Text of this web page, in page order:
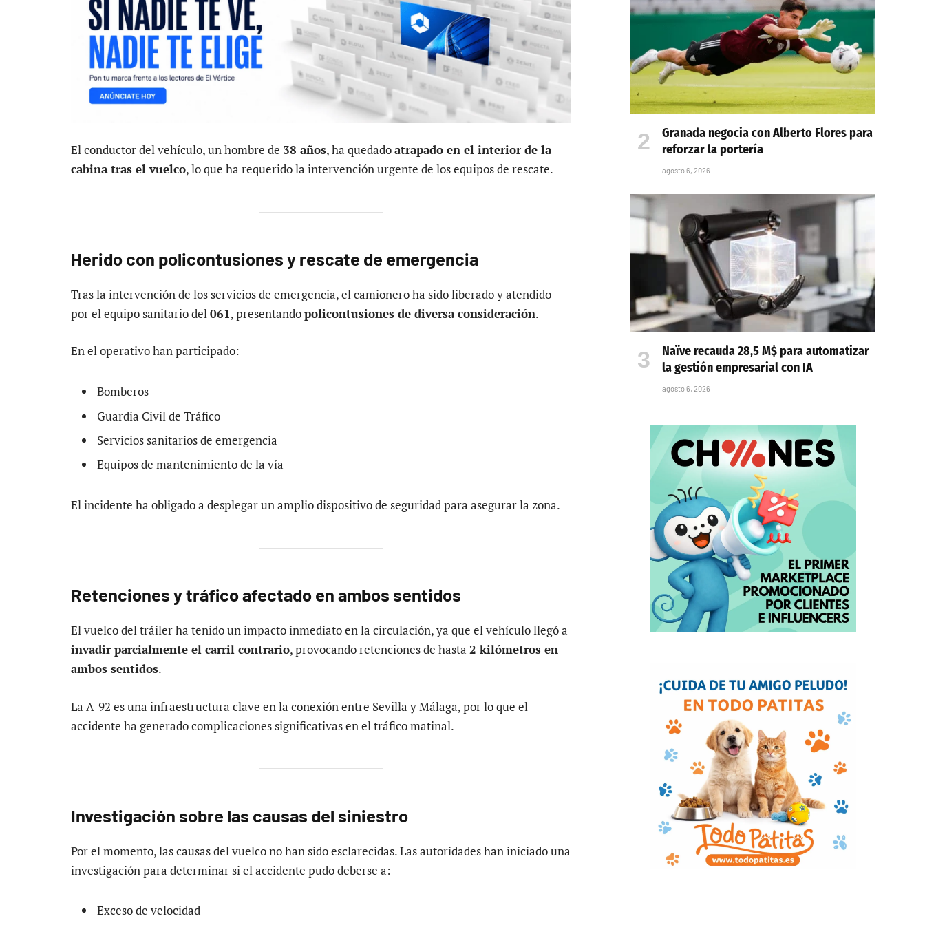
El conductor del vehículo, un hombre de 38 años, ha quedadoatrapado en el interior de la
cabina tras el vuelco, lo que ha requerido la intervención urgente de los equipos de rescate.
Herido con policontusiones y rescate de emergencia
Tras la intervención de los servicios de emergencia, el camionero ha sido liberado y atendido
por el equipo sanitario del061, presentandopolicontusiones de diversa consideración.
En el operativo han participado:
Bomberos
Guardia Civil de Tráfico
Servicios sanitarios de emergencia
Equipos de mantenimiento de la vía
El incidente ha obligado a desplegar un amplio dispositivo de seguridad para asegurar la zona.
Retenciones y tráfico afectado en ambos sentidos
El vuelco del tráiler ha tenido un impacto inmediato en la circulación, ya que el vehículo llegó a
invadir parcialmente el carril contrario, provocando retenciones de hasta 2 kilómetros en
ambos sentidos.
La A-92 es una infraestructura clave en la conexión entre Sevilla y Málaga, por lo que el
accidente ha generado complicaciones significativas en el tráfico matinal.
Investigación sobre las causas del siniestro
Por el momento, las causas del vuelco no han sido esclarecidas. Las autoridades han iniciado una
investigación para determinar si el accidente pudo deberse a:
Exceso de velocidad
Granada negocia con Alberto Flores para
reforzar la portería
agosto 6, 2026
Naïve recauda 28,5 M$ para automatizar
la gestión empresarial con IA
agosto 6, 2026